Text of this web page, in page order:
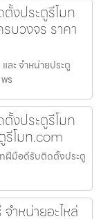
งประตูรีโมท
บวงจร ราคา
ะ จำหน่ายประตู
ร
งประตูรีโมท
โมท.com
ทฝีมือดีรับติดตั้งประตู
ำหน่ายอะไหล่